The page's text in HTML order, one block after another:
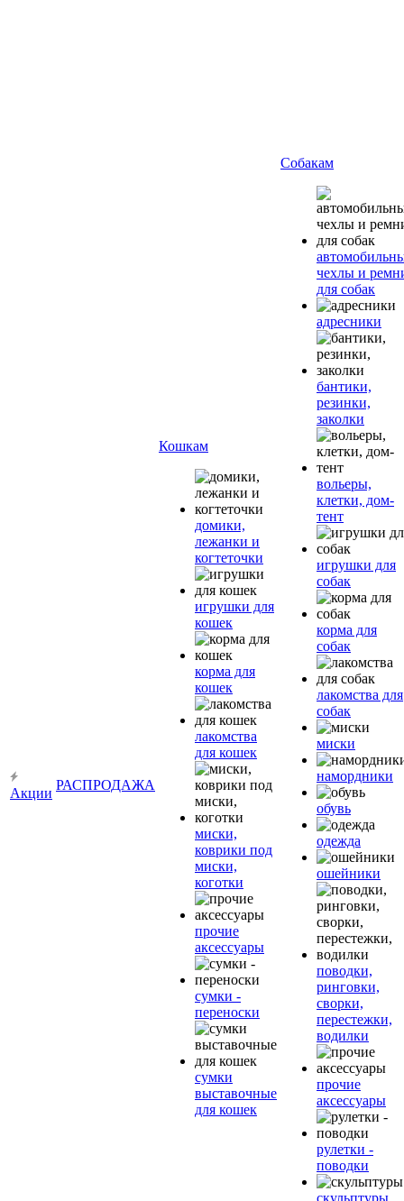
Акции
РАСПРОДАЖА
Кошкам
домики,
лежанки и
когтеточки
игрушки для
кошек
корма для
кошек
лакомства
для кошек
миски,
коврики под
миски,
коготки
прочие
аксессуары
сумки -
переноски
сумки
выставочные
для кошек
Собакам
чехлы и
для собак
адресники
бантики,
резинки,
заколки
вольеры,
клетки, дом-
тент
игрушки для
собак
корма для
собак
лакомства для
собак
миски
намордники
обувь
одежда
ошейники
поводки,
ринговки,
сворки,
перестежки,
водилки
прочие
аксессуары
рулетки -
поводки
скульптуры